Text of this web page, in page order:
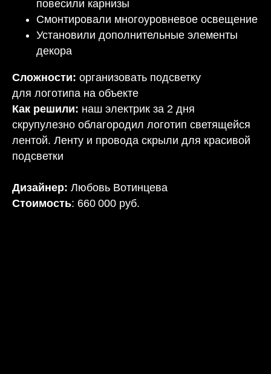
повесили карнизы
Смонтировали многоуровневое освещение
Установили дополнительные элементы
декора
Сложности: организовать подсветку
для логотипа на объекте
Как решили: наш электрик за 2 дня
скрупулезно облагородил логотип светящейся
лентой. Ленту и провода скрыли для красивой
подсветки
Дизайнер: Любовь Вотинцева
Стоимость: 660 000 руб.